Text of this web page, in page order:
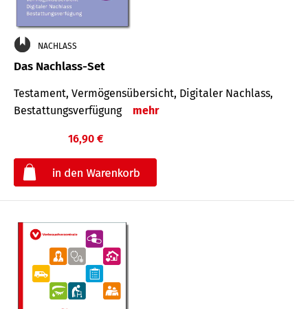
NACHLASS
Das Nachlass-Set
Testament, Vermögens­übersicht, Digitaler Nach­lass,
Bestat­tungs­ver­fügung
mehr
16,90 €